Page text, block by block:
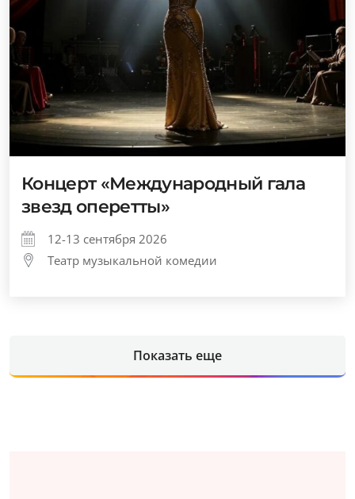
Концерт «Международный гала
звезд оперетты»
12-13 сентября 2026
Театр музыкальной комедии
Показать еще